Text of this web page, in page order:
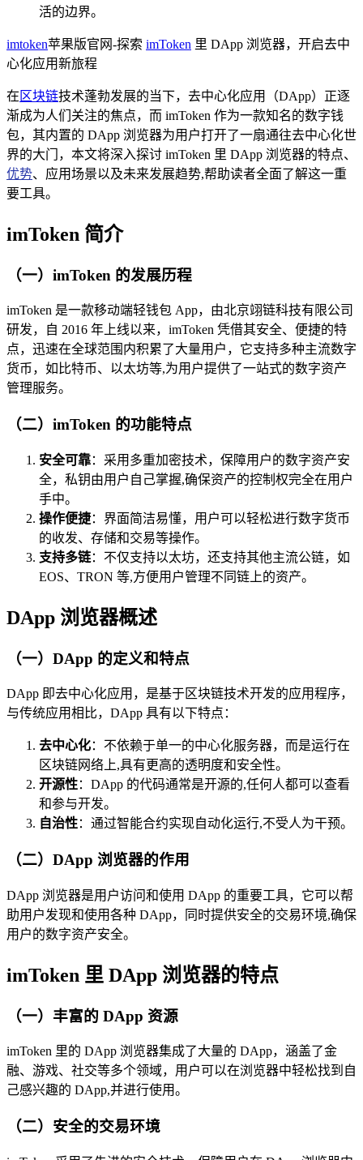
活的边界。
imtoken苹果版官网-探索 imToken 里 DApp 浏览器，开启去中
心化应用新旅程
在 区块链技术蓬勃发展的当下，去中心化应用（DApp）正逐
渐成为人们关注的焦点，而 imToken 作为一款知名的数字钱
包，其内置的 DApp 浏览器为用户打开了一扇通往去中心化世
界的大门，本文将深入探讨 imToken 里 DApp 浏览器的特点、
优势、应用场景以及未来发展趋势,帮助读者全面了解这一重
要工具。
imToken 简介
（一）imToken 的发展历程
imToken 是一款移动端轻钱包 App，由北京翊链科技有限公司
研发，自 2016 年上线以来，imToken 凭借其安全、便捷的特
点，迅速在全球范围内积累了大量用户，它支持多种主流数字
货币，如比特币、以太坊等,为用户提供了一站式的数字资产
管理服务。
（二）imToken 的功能特点
安全可靠：采用多重加密技术，保障用户的数字资产安
全，私钥由用户自己掌握,确保资产的控制权完全在用户
手中。
操作便捷：界面简洁易懂，用户可以轻松进行数字货币
的收发、存储和交易等操作。
支持多链：不仅支持以太坊，还支持其他主流公链，如
EOS、TRON 等,方便用户管理不同链上的资产。
DApp 浏览器概述
（一）DApp 的定义和特点
DApp 即去中心化应用，是基于区块链技术开发的应用程序，
与传统应用相比，DApp 具有以下特点：
去中心化：不依赖于单一的中心化服务器，而是运行在
区块链网络上,具有更高的透明度和安全性。
开源性：DApp 的代码通常是开源的,任何人都可以查看
和参与开发。
自治性：通过智能合约实现自动化运行,不受人为干预。
（二）DApp 浏览器的作用
DApp 浏览器是用户访问和使用 DApp 的重要工具，它可以帮
助用户发现和使用各种 DApp，同时提供安全的交易环境,确保
用户的数字资产安全。
imToken 里 DApp 浏览器的特点
（一）丰富的 DApp 资源
imToken 里的 DApp 浏览器集成了大量的 DApp，涵盖了金
融、游戏、社交等多个领域，用户可以在浏览器中轻松找到自
己感兴趣的 DApp,并进行使用。
（二）安全的交易环境